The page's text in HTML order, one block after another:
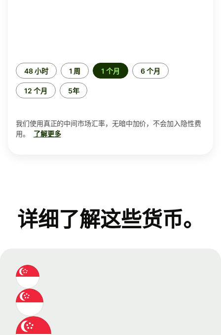
时
间
段
48 小时 1 周 1 个月 6 个月
12 个月 5年
我们使用真正的中间市场汇率，无暗中加价，不会加入隐性费
用。
了解更多
详细了解这些货币。